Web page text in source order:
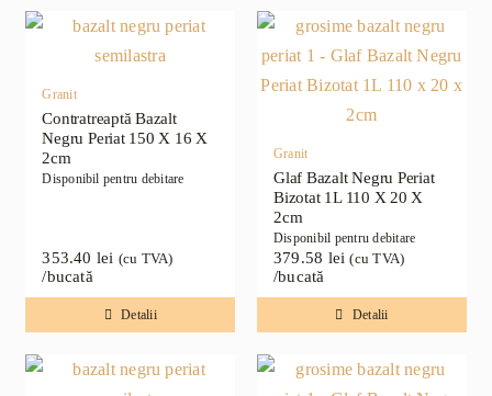
Granit
Contratreaptă Bazalt
Negru Periat 150 X 16 X
2cm
Disponibil pentru debitare
353.40 lei (cu TVA)
/bucată
Detalii
Granit
Glaf Bazalt Negru Periat
Bizotat 1L 110 X 20 X
2cm
Disponibil pentru debitare
379.58 lei (cu TVA)
/bucată
Detalii